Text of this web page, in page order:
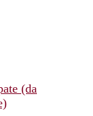
(da